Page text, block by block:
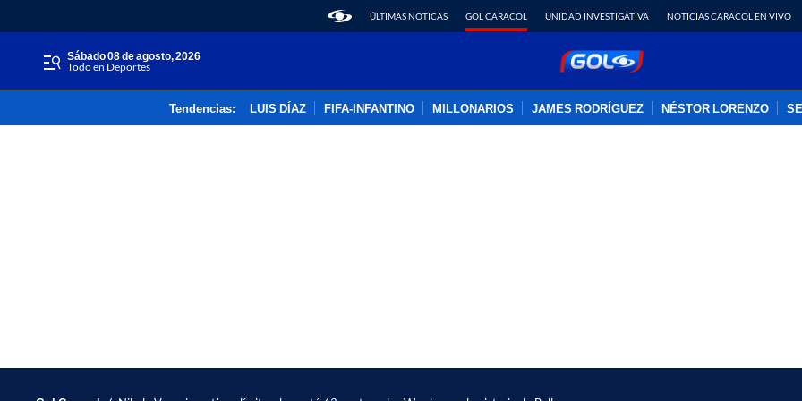
ÚLTIMAS NOTICAS GOL CARACOL UNIDAD INVESTIGATIVA NOTICIAS CARACOL EN VIVO
sábado 08 de agosto, 2026
Todo en Deportes
Tendencias: LUIS DÍAZ FIFA-INFANTINO MILLONARIOS JAMES RODRÍGUEZ NÉSTOR LORENZO